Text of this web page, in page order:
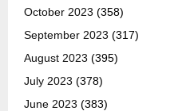
October 2023 (358)
September 2023 (317)
August 2023 (395)
July 2023 (378)
June 2023 (383)